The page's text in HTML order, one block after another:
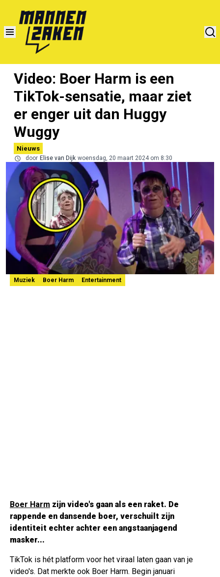
Video: Boer Harm is een
TikTok-sensatie, maar ziet
er enger uit dan Huggy
Wuggy
Nieuws
door Elise van Dijk woensdag, 20 maart 2024 om 8:30
Muziek Boer Harm Entertainment
Boer Harm zijn video's gaan als een raket. De
rappende en dansende boer, verschuilt zijn
identiteit echter achter een angstaanjagend
masker...
TikTok is hét platform voor het viraal laten gaan van je
video's. Dat merkte ook Boer Harm. Begin januari